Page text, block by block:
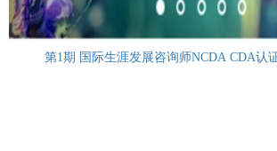
第1期 国际生涯发展咨询师NCDA CDA认